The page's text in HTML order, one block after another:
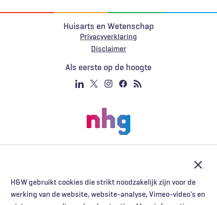
H&W gebruikt cookies die strikt noodzakelijk zijn voor de
werking van de website, website-analyse, Vimeo-video's en
Huisarts en Wetenschap
Privacyverklaring
Voet
Disclaimer
Als eerste op de hoogte